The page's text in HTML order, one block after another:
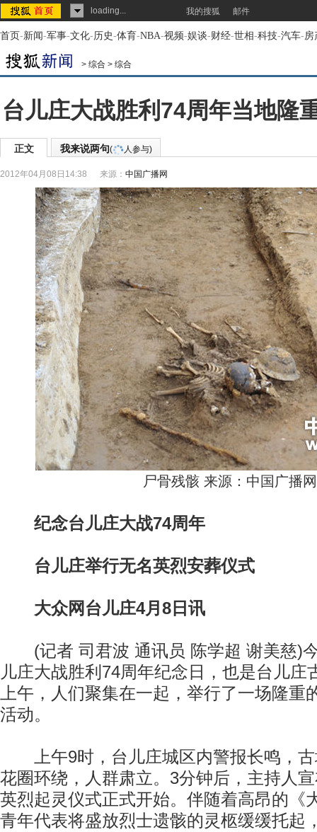
loading... 我的搜狐 邮件
首页-新闻-军事-文化-历史-体育-NBA-视频-娱谈-财经-世相-科技-汽车-房
> 综合 > 综合
台儿庄大战胜利74周年当地隆
正文 我来说两句( 人参与)
2012年04月08日14:38 来源： 中国广播网
尸骨残骸 来源：中国广播网
纪念台儿庄大战74周年
台儿庄举行无名英烈安葬仪式
大众网台儿庄4月8日讯
(记者 司君波 通讯员 陈学超 谢美慈)
儿庄大战胜利74周年纪念日，也是台儿庄
上午，人们聚集在一起，举行了一场隆重
活动。
上午9时，台儿庄城区内警报长鸣，古
花圈环绕，人群肃立。3分钟后，主持人
英烈起灵仪式正式开始。伴随着高昂的《
青年代表将盛放烈士遗骸的灵柩缓缓托起